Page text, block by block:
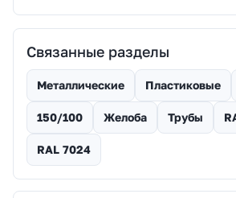
Связанные разделы
Металлические Пластиковые
150/100 Желоба Трубы
RAL 7024